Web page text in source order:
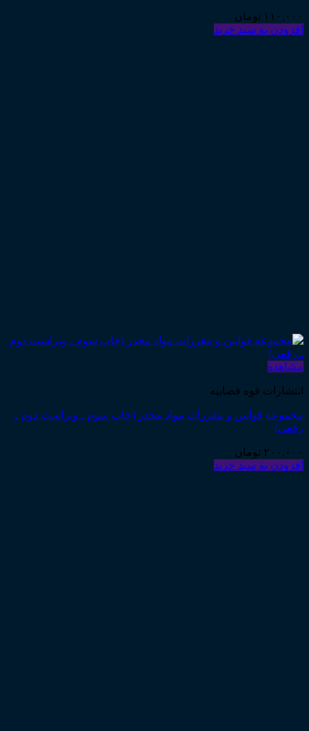
۱۱۰,۰۰۰ تومان
افزودن به سبد خرید
مشاهده
انتشارات قوه قضاییه
مجموعه قوانین و مقررات مواد مخدر (چاپ سوم ـ ویراست دوم ـ
رقعی)
۲۰۰,۰۰۰ تومان
افزودن به سبد خرید